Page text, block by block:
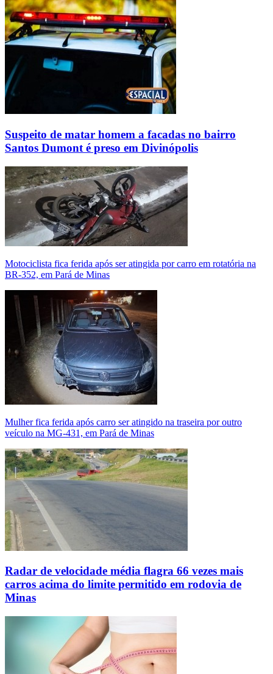
Suspeito de matar homem a facadas no bairro
Santos Dumont é preso em Divinópolis
Motociclista fica ferida após ser atingida por carro em rotatória na
BR-352, em Pará de Minas
Mulher fica ferida após carro ser atingido na traseira por outro
veículo na MG-431, em Pará de Minas
Radar de velocidade média flagra 66 vezes mais
carros acima do limite permitido em rodovia de
Minas